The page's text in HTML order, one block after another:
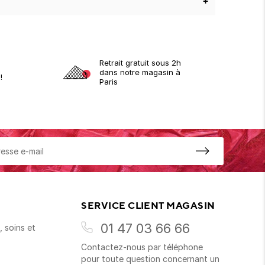
Retrait gratuit sous 2h
dans notre magasin à
Paris
soins et
SERVICE CLIENT MAGASIN
01 47 03 66 66
Contactez-nous par téléphone
pour toute question concernant un